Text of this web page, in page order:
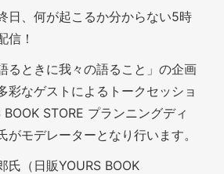
日、何が起こるか分からない5時
信！
るときに我々の語ること」の企画
彩なゲストによるトークセッショ
STORE プランニングディ
がモデレーターとなり行います。
氏（日販YOURS BOOK